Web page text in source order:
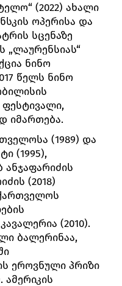
(2022) ახალი
ოპერისა და
სცენაზე
„ლაურენსიას“
ნინო
წელს ნინო
იმართება.
(1989) და
(1995),
ანჯაფარიძის
(2018)
(2010).
ბალერინაა,
ეროვნული პრიზი
ამერიკის